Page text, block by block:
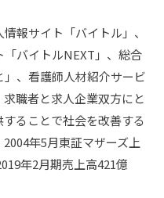
報サイト「バイトル」、
バイトルNEXT」、総合
、看護師人材紹介サービ
職者と求人企業双方にと
ることで社会を改善する
年5月東証マザーズ上
年2月期売上高421億